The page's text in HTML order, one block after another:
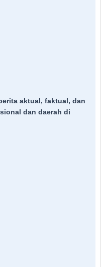
aktual, faktual, dan
dan daerah di